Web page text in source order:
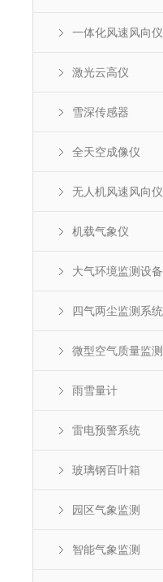
一体化风速风向仪
激光云高仪
雪深传感器
全天空成像仪
无人机风速风向仪
机载气象仪
大气环境监测设备
四气两尘监测系统
微型空气质量监测
雨雪量计
雷电预警系统
玻璃钢百叶箱
园区气象监测
智能气象监测